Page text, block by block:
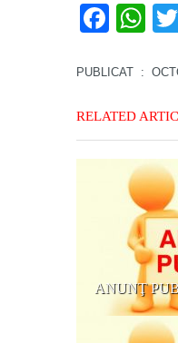
PUBLICAT :
RELATED
ANUNŢ